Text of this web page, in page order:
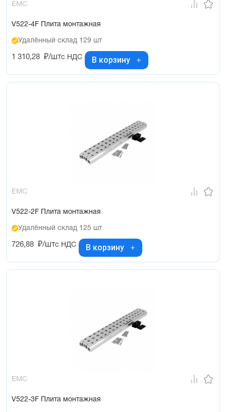
EMC
V522-4F Плита монтажная
Удалённый склад 129 шт
1 310,28 ₽/штс НДС В корзину
EMC
V522-2F Плита монтажная
Удалённый склад 125 шт
726,88 ₽/штс НДС В корзину
EMC
V522-3F Плита монтажная